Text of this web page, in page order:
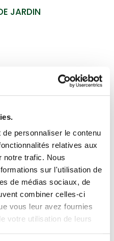
personnaliser le contenu
relatives aux
notre trafic. Nous
sur l'utilisation de
de médias sociaux, de
combiner celles-ci
vous leur avez fournies
votre utilisation de leurs
JARDIN
ET POSE DE
ACIER À MORANCÉ